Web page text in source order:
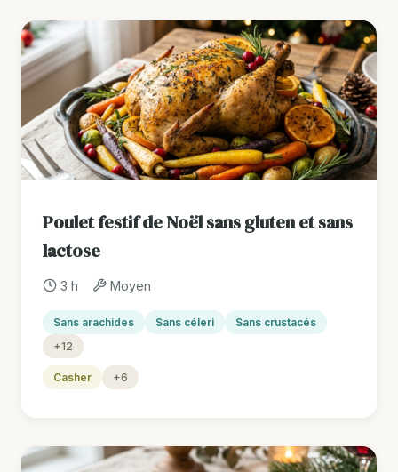
Poulet festif de Noël sans gluten et sans
lactose
3 h Moyen
Sans arachides Sans céleri
Sans crustacés
+12
Casher +6